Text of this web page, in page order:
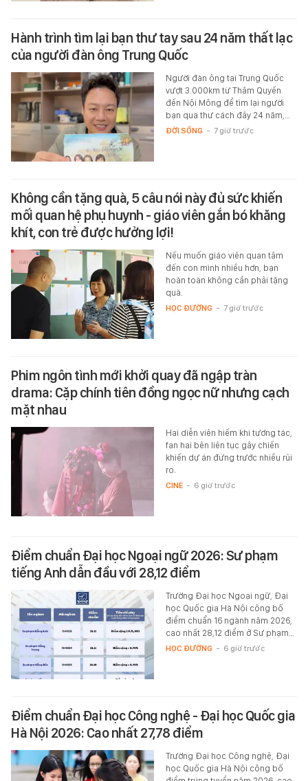
Hành trình tìm lại bạn thư tay sau 24 năm thất lạc
của người đàn ông Trung Quốc
Người đàn ông tại Trung Quốc
vượt 3.000km từ Thâm Quyến
đến Nội Mông để tìm lại người
bạn qua thư cách đây 24 năm,…
ĐỜI SỐNG - 7 giờ trước
Không cần tặng quà, 5 câu nói này đủ sức khiến
mối quan hệ phụ huynh - giáo viên gắn bó khăng
khít, con trẻ được hưởng lợi!
Nếu muốn giáo viên quan tâm
đến con mình nhiều hơn, bạn
hoàn toàn không cần phải tặng
quà.
HỌC ĐƯỜNG - 7 giờ trước
Phim ngôn tình mới khởi quay đã ngập tràn
drama: Cặp chính tiên đồng ngọc nữ nhưng cạch
mặt nhau
Hai diễn viên hiếm khi tương tác,
fan hai bên liên tục gây chiến
khiến dự án đứng trước nhiều rủi
ro.
CINE - 6 giờ trước
Điểm chuẩn Đại học Ngoại ngữ 2026: Sư phạm
tiếng Anh dẫn đầu với 28,12 điểm
Trường Đại học Ngoại ngữ, Đại
học Quốc gia Hà Nội công bố
điểm chuẩn 16 ngành năm 2026,
cao nhất 28,12 điểm ở Sư phạm…
HỌC ĐƯỜNG - 6 giờ trước
Điểm chuẩn Đại học Công nghệ - Đại học Quốc gia
Hà Nội 2026: Cao nhất 27,78 điểm
Trường Đại học Công nghệ, Đại
học Quốc gia Hà Nội công bố